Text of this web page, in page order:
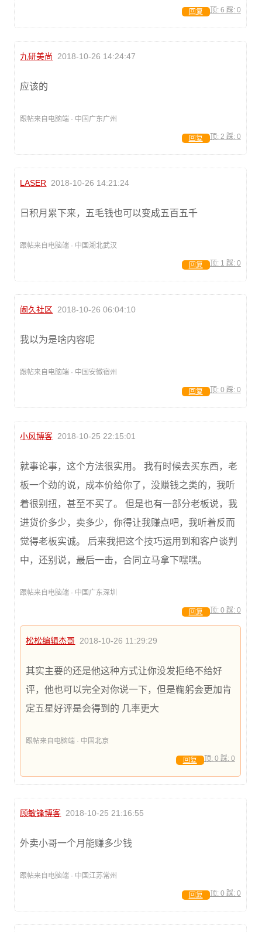
顶: 6 踩: 0
回复
九研美尚 2018-10-26 14:24:47
应该的
跟帖来自电脑端 · 中国广东广州
顶: 2 踩: 0
回复
LASER 2018-10-26 14:21:24
日积月累下来，五毛钱也可以变成五百五千
跟帖来自电脑端 · 中国湖北武汉
顶: 1 踩: 0
回复
闹久社区 2018-10-26 06:04:10
我以为是啥内容呢
跟帖来自电脑端 · 中国安徽宿州
顶: 0 踩: 0
回复
小风博客 2018-10-25 22:15:01
就事论事，这个方法很实用。 我有时候去买东西，老
板一个劲的说，成本价给你了，没赚钱之类的，我听
着很别扭，甚至不买了。 但是也有一部分老板说，我
进货价多少，卖多少，你得让我赚点吧，我听着反而
觉得老板实诚。 后来我把这个技巧运用到和客户谈判
中，还别说，最后一击，合同立马拿下嘿嘿。
跟帖来自电脑端 · 中国广东深圳
顶: 0 踩: 0
回复
松松编辑杰哥 2018-10-26 11:29:29
其实主要的还是他这种方式让你没发拒绝不给好
评，他也可以完全对你说一下，但是鞠躬会更加肯
定五星好评是会得到的 几率更大
跟帖来自电脑端 · 中国北京
顶: 0 踩: 0
回复
顾敏锋博客 2018-10-25 21:16:55
外卖小哥一个月能赚多少钱
跟帖来自电脑端 · 中国江苏常州
顶: 0 踩: 0
回复